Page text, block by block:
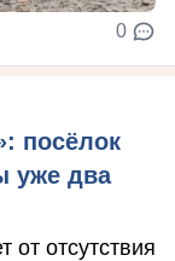
0
посёлок
уже два
от отсутствия